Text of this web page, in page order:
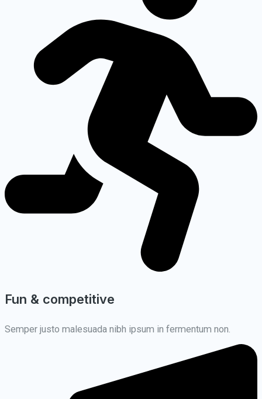
Fun & competitive
Semper justo malesuada nibh ipsum in fermentum non.